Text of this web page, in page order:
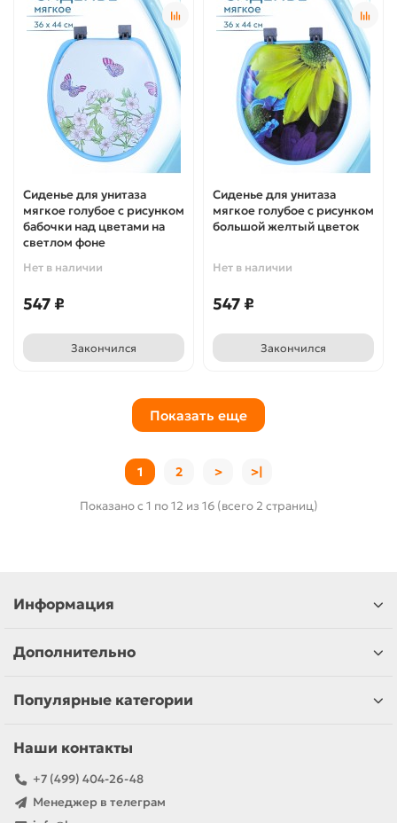
Сиденье для унитаза
мягкое голубое с рисунком
бабочки над цветами на
светлом фоне
Нет в наличии
547 ₽
Закончился
Сиденье для унитаза
мягкое голубое с рисунком
большой желтый цветок
Нет в наличии
547 ₽
Закончился
Показать еще
1 2 > >|
Показано с 1 по 12 из 16 (всего 2 страниц)
Информация
Дополнительно
Популярные категории
Наши контакты
+7 (499) 404-26-48
Менеджер в телеграм